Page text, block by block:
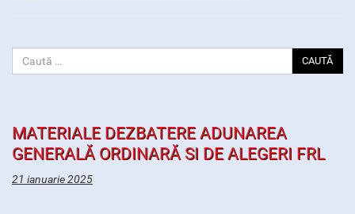
CAUTĂ
MATERIALE DEZBATERE ADUNAREA
GENERALĂ ORDINARĂ SI DE ALEGERI FRL
21 ianuarie 2025